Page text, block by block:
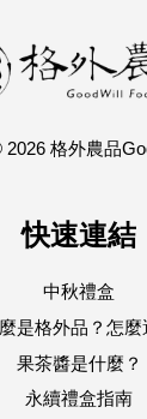
格外農品
快速連結
中秋禮盒
是格外品？怎麼
果茶醬是什麼？
永續禮盒指南